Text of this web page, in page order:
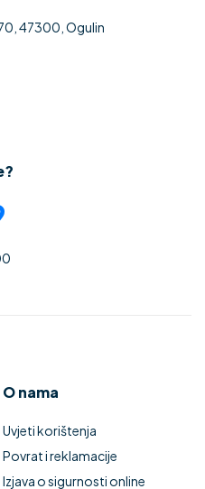
47300, Ogulin
O nama
Uvjeti korištenja
Povrat i reklamacije
Izjava o sigurnosti online